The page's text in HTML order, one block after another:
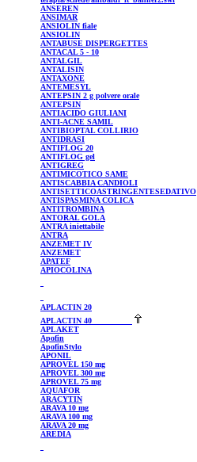
ANSEREN
ANSIMAR
ANSIOLIN fiale
ANSIOLIN
ANTABUSE DISPERGETTES
ANTACAL5 - 10
ANTALGIL
ANTALISIN
ANTAXONE
ANTEMESYL
ANTEPSIN 2 g polvere orale
ANTEPSIN
ANTIACIDO GIULIANI
ANTI-ACNE SAMIL
ANTIBIOPTALCOLLIRIO
ANTIDRASI
ANTIFLOG 20
ANTIFLOG gel
ANTIGREG
ANTIMICOTICO SAME
ANTISCABBIA CANDIOLI
ANTISETTICOASTRINGENTESEDATIVO
ANTISPASMINACOLICA
ANTITROMBINA
ANTORALGOLA
ANTRAiniettabile
ANTRA
ANZEMET IV
ANZEMET
APATEF
APIOCOLINA
APLACTIN 20
APLACTIN 40
APLAKET
Apofin
ApofinStylo
APONIL
APROVEL150 mg
APROVEL300 mg
APROVEL75 mg
AQUAFOR
ARACYTIN
ARAVA 10 mg
ARAVA 100 mg
ARAVA 20 mg
AREDIA